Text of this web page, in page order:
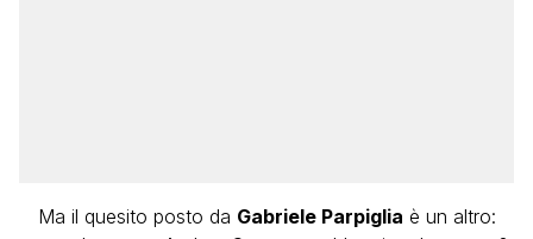
Ma il quesito posto da Gabriele Parpiglia è un altro: